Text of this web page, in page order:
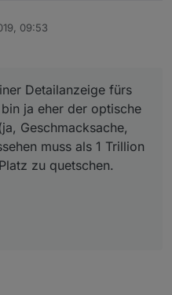
09:53
Detailanzeige fürs
ja eher der optische
Geschmacksache,
muss als 1 Trillion
zu quetschen.